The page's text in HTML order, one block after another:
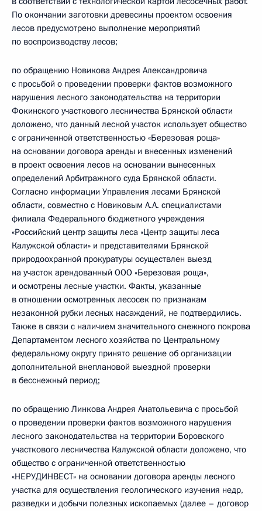
По окончании заготовки древесины проектом освоения
лесов предусмотрено выполнение мероприятий
по воспроизводству лесов;
по обращению Новикова Андрея Александровича
с просьбой о проведении проверки фактов возможного
нарушения лесного законодательства на территории
Фокинского участкового лесничества Брянской области
доложено, что данный лесной участок использует общество
с ограниченной ответственностью «Березовая роща»
на основании договора аренды и внесенных изменений
в проект освоения лесов на основании вынесенных
определений Арбитражного суда Брянской области.
Согласно информации Управления лесами Брянской
области, совместно с Новиковым А.А. специалистами
филиала Федерального бюджетного учреждения
«Российский центр защиты леса «Центр защиты леса
Калужской области» и представителями Брянской
природоохранной прокуратуры осуществлен выезд
на участок арендованный ООО «Березовая роща»,
и осмотрены лесные участки. Факты, указанные
в отношении осмотренных лесосек по признакам
незаконной рубки лесных насаждений, не подтвердились.
Также в связи с наличием значительного снежного покрова
Департаментом лесного хозяйства по Центральному
федеральному округу принято решение об организации
дополнительной внеплановой выездной проверки
в бесснежный период;
по обращению Линкова Андрея Анатольевича с просьбой
о проведении проверки фактов возможного нарушения
лесного законодательства на территории Боровского
участкового лесничества Калужской области доложено, что
общество с ограниченной ответственностью
«НЕРУДИНВЕСТ» на основании договора аренды лесного
участка для осуществления геологического изучения недр,
разведки и добычи полезных ископаемых (далее – договор